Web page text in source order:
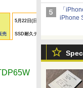
押し寄
「
iPhone
売
5月22日(日)分
SSD耐久テスト